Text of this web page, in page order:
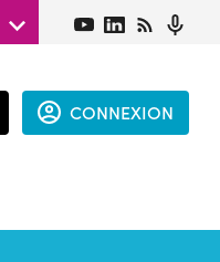
CONNEXION